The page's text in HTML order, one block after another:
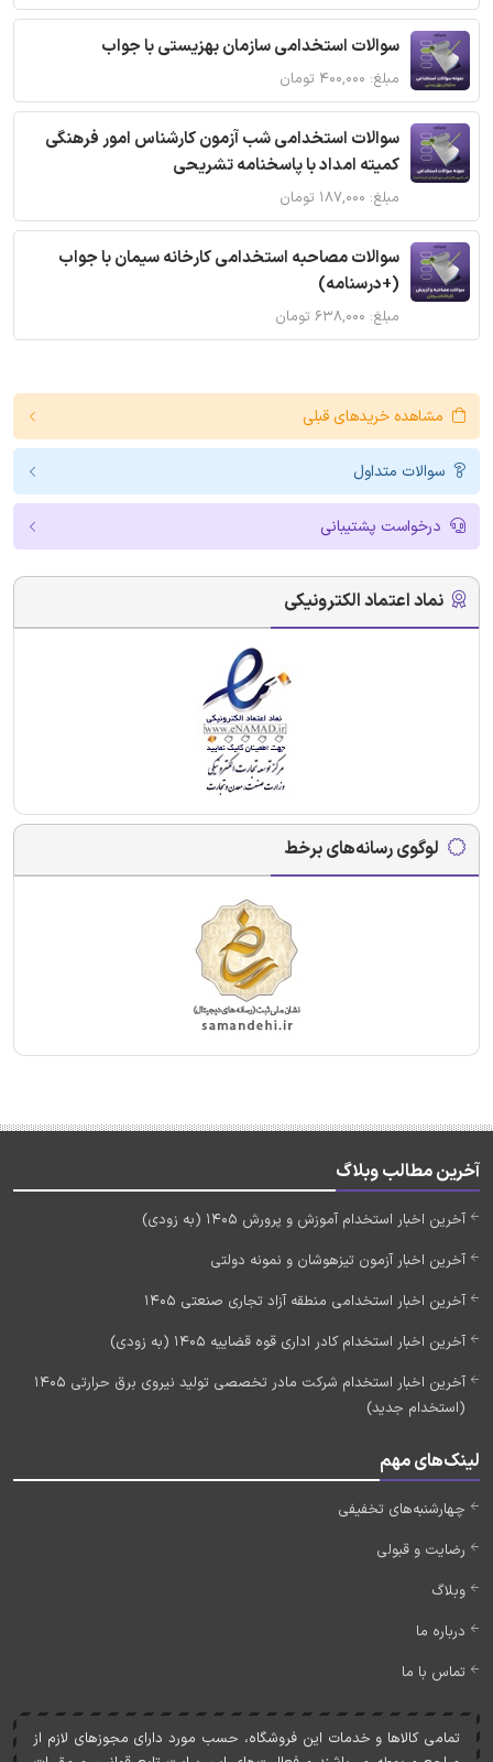
سوالات استخدامی سازمان بهزیستی با جواب
مبلغ: ۴۰۰,۰۰۰ تومان
سوالات استخدامی شب آزمون کارشناس امور فرهنگی
کمیته امداد با پاسخنامه تشریحی
مبلغ: ۱۸۷,۰۰۰ تومان
سوالات مصاحبه استخدامی کارخانه سیمان با جواب
(+درسنامه)
مبلغ: ۶۳۸,۰۰۰ تومان
مشاهده خریدهای قبلی
سوالات متداول
درخواست پشتیبانی
نماد اعتماد الکترونیکی
لوگوی رسانه‌های برخط
آخرین مطالب وبلاگ
آخرین اخبار استخدام آموزش و پرورش 1405 (به زودی)
آخرین اخبار آزمون تیزهوشان و نمونه دولتی
آخرین اخبار استخدامی منطقه آزاد تجاری صنعتی 1405
آخرین اخبار استخدام کادر اداری قوه قضاییه 1405 (به زودی)
آخرین اخبار استخدام شرکت مادر تخصصی تولید نیروی برق حرارتی 1405
(استخدام جدید)
لینک‌های مهم
چهارشنبه‌های تخفیفی
رضایت و قبولی
وبلاگ
درباره ما
تماس با ما
تمامی کالاها و خدمات اين فروشگاه، حسب مورد دارای مجوزهای لازم از